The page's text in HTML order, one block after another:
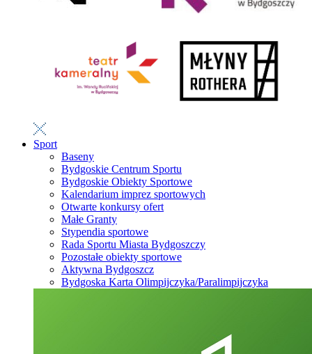
Sport
Baseny
Bydgoskie Centrum Sportu
Bydgoskie Obiekty Sportowe
Kalendarium imprez sportowych
Otwarte konkursy ofert
Małe Granty
Stypendia sportowe
Rada Sportu Miasta Bydgoszczy
Pozostałe obiekty sportowe
Aktywna Bydgoszcz
Bydgoska Karta Olimpijczyka/Paralimpijczyka